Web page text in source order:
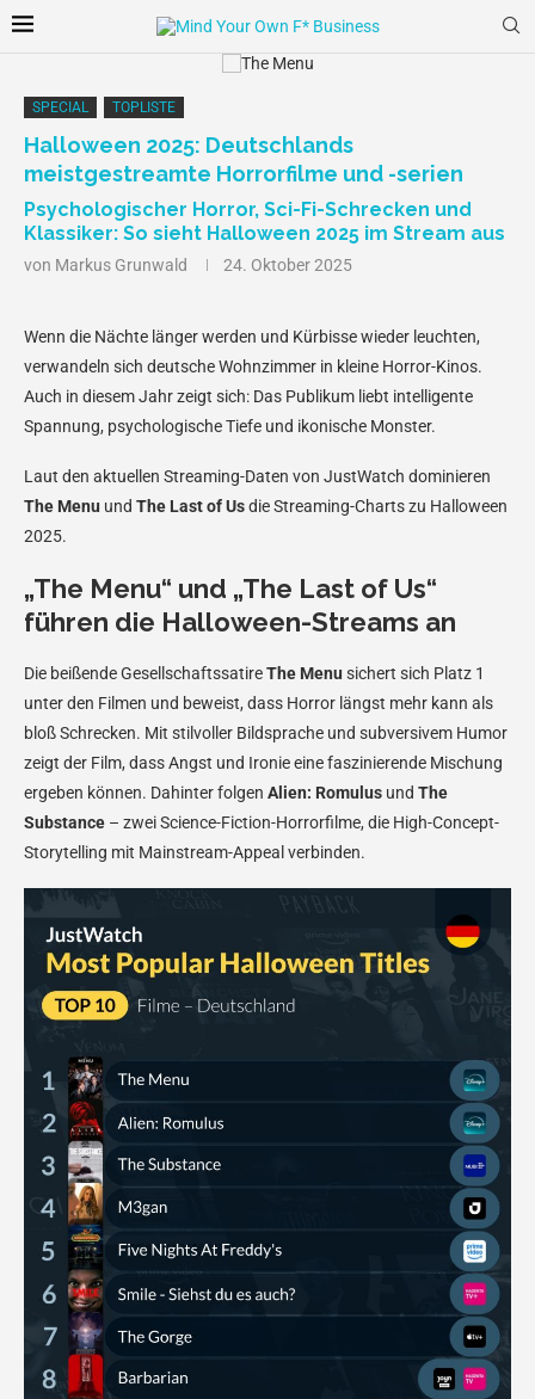
SPECIAL TOPLISTE
Halloween 2025: Deutschlands
meistgestreamte Horrorfilme und -serien
Psychologischer Horror, Sci-Fi-Schrecken und
Klassiker: So sieht Halloween 2025 im Stream aus
von Markus Grunwald 24. Oktober 2025
Wenn die Nächte länger werden und Kürbisse wieder leuchten,
verwandeln sich deutsche Wohnzimmer in kleine Horror-Kinos.
Auch in diesem Jahr zeigt sich: Das Publikum liebt intelligente
Spannung, psychologische Tiefe und ikonische Monster.
Laut den aktuellen Streaming-Daten von JustWatch dominieren
The Menu und The Last of Usdie Streaming-Charts zu Halloween
2025.
„The Menu“ und „The Last of Us“
führen die Halloween-Streams an
Die beißende GesellschaftssatireThe Menu sichert sich Platz 1
unter den Filmen und beweist, dass Horror längst mehr kann als
bloß Schrecken. Mit stilvoller Bildsprache und subversivem Humor
zeigt der Film, dass Angst und Ironie eine faszinierende Mischung
ergeben können. Dahinter folgen Alien: Romulus und The
Substance – zwei Science-Fiction-Horrorfilme, die High-Concept-
Storytelling mit Mainstream-Appeal verbinden.